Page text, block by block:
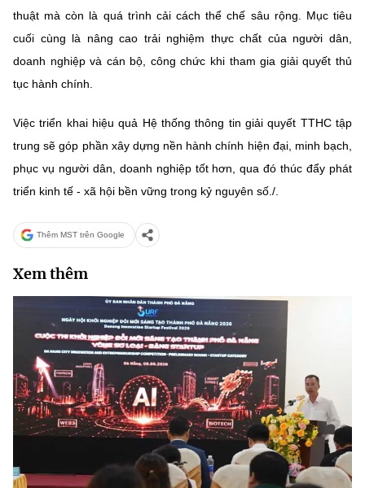
thuật mà còn là quá trình cải cách thể chế sâu rộng. Mục tiêu
cuối cùng là nâng cao trải nghiệm thực chất của người dân,
doanh nghiệp và cán bộ, công chức khi tham gia giải quyết thủ
tục hành chính.
Việc triển khai hiệu quả Hệ thống thông tin giải quyết TTHC tập
trung sẽ góp phần xây dựng nền hành chính hiện đại, minh bạch,
phục vụ người dân, doanh nghiệp tốt hơn, qua đó thúc đẩy phát
triển kinh tế - xã hội bền vững trong kỷ nguyên số./.
Thêm MST trên Google
Xem thêm